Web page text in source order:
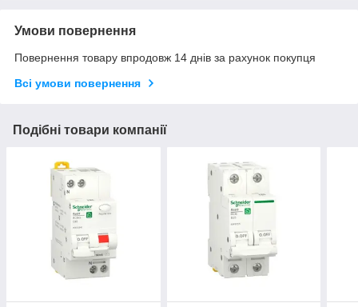
Умови повернення
Повернення товару впродовж 14 днів за рахунок покупця
Всі умови повернення
Подібні товари компанії